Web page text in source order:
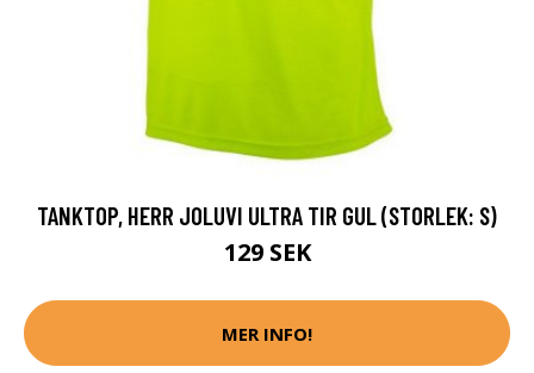
TANKTOP, HERR JOLUVI ULTRA TIR GUL (STORLEK: S)
129 SEK
MER INFO!